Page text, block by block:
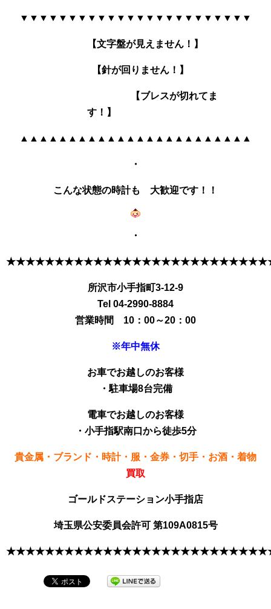
▼▼▼▼▼▼▼▼▼▼▼▼▼▼▼▼▼▼▼▼▼▼▼▼
【文字盤が見えません！】
【針が回りません！】
【ブレスが切れてま
す！】
▲▲▲▲▲▲▲▲▲▲▲▲▲▲▲▲▲▲▲▲▲▲▲▲
・
こんな状態の時計も 大歓迎です！！
・
所沢市小手指町3-12-9
Tel 04-2990-8884
営業時間 10：00～20：00
※年中無休
お車でお越しのお客様
・駐車場8台完備
電車でお越しのお客様
・小手指駅南口から徒歩5分
貴金属・ブランド・時計・服・金券・切手・お酒・着物
買取
ゴールドステーション小手指店
埼玉県公安委員会許可 第109A0815号